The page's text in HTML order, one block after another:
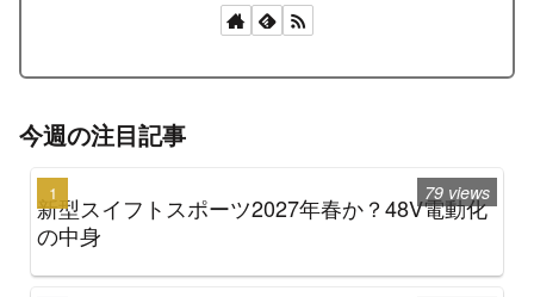
今週の注目記事
新型スイフトスポーツ2027年春か？48V電動化
の中身
79 views